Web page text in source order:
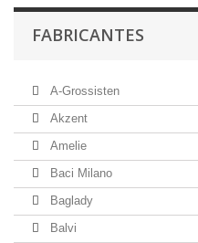
FABRICANTES
A-Grossisten
Akzent
Amelie
Baci Milano
Baglady
Balvi